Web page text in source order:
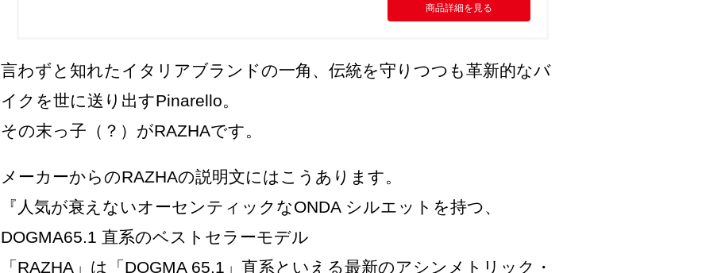
商品詳細を見る
言わずと知れたイタリアブランドの一角、伝統を守りつつも革新的なバ
イクを世に送り出すPinarello。
その末っ子（？）がRAZHAです。
メーカーからのRAZHAの説明文にはこうあります。
『人気が衰えないオーセンティックなONDA シルエットを持つ、
DOGMA65.1 直系のベストセラーモデル
「RAZHA」は「DOGMA 65.1」直系といえる最新のアシンメトリック・